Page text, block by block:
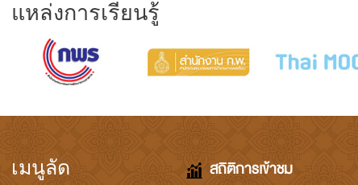
แหล่งการเรียนรู้
เมนูลัด สถิติการเข้าชม